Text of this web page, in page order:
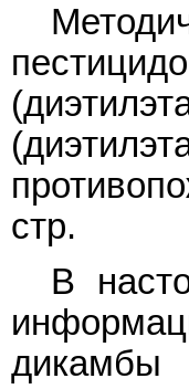
стр.
В
дикамбы